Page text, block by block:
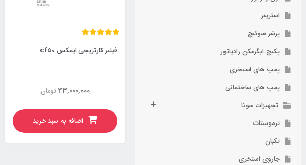
استرینر
پرشر سوئیچ
پکیج.ابگرمکن.رادیاتور
پمپ های استخری
پمپ های ساختمانی
تجهیزات سونا
ترموستات
تکبان
جاروی استخری
فیلتر کارتریجی ایمکس cf50
تومان23,000,000
اضافه به سبد خرید